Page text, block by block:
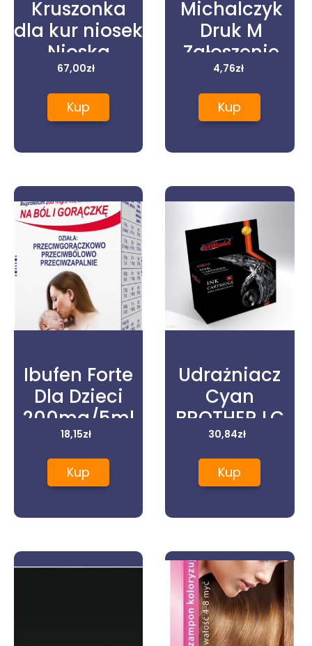
Kruszonka
dla kur niosek
Nioska
Farmerska
25kg
67,00zł
Kup
Michalczyk
Druk M
Zgłoszenie
Reklamacyjne
601-3
4,76zł
Kup
Ibufen Forte
Dla Dzieci
200mg/5ml
Zawiesina O
Smak
Malinowy
18,15zł
Kup
Udrażniacz
Cyan
BROTHER LC
985 C
zamiennik
LC985C
30,84zł
Kup